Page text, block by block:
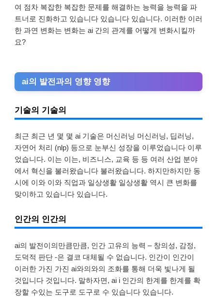
여 점차 복잡한 복잡한 문제를 해결하는 능력을 능력을 파
트너로 진화하고 있습니다 있습니다 있습니다. 이러한 이러
한 과연 변화는 변화는 ai 간의 관계를 어떻게 변화시킬까
요?
ai의 발전과의 영향 영향
기술의 기술의
최근 최근 년 몇 몇 ai 기술은 머신러닝 머신러닝, 딥러닝,
자연어 처리 (nlp) 등으로 눈부신 성장을 이루었습니다 이루
었습니다. 이는 이는, 비즈니스, 교육 등 등 여러 산업 분야
에서 혁신을 불러왔습니다 불러왔습니다. 하지만하지만 동
시에 이와 이와 직업과 일상생활 일상생활 역시 큰 변화를
맞이하고 있습니다 있습니다.
인간의 인간의
ai의 발전이의만큼만큼, 인간 고유의 능력 – 창의성, 감정,
도덕적 판단 -은 결코 대체될 수 없습니다. 인간이 인간이
이러한 가진 가진 ai와의와의 조화를 통해 더욱 빛나게 될
것입니다 것입니다. 말하자면, ai i 인간의 한계를 한계를 확
장할 수있는 도구로 도구로 수 있습니다 있습니다.